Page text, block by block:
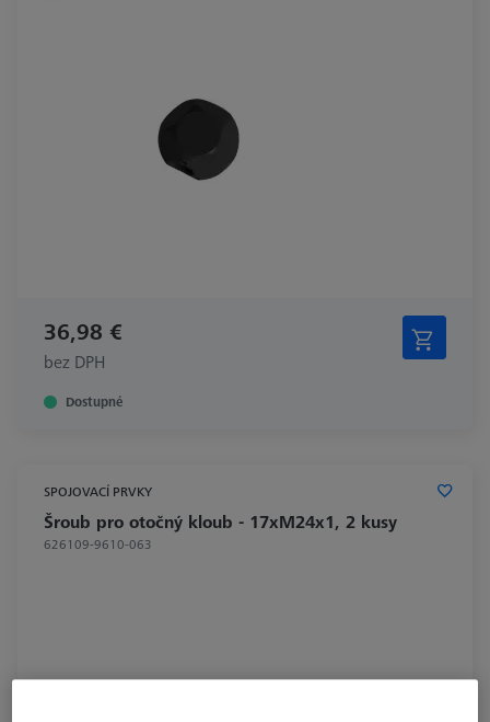
36,98 €
bez DPH
Dostupné
SPOJOVACÍ PRVKY
Šroub pro otočný kloub - 17xM24x1, 2 kusy
626109-9610-063